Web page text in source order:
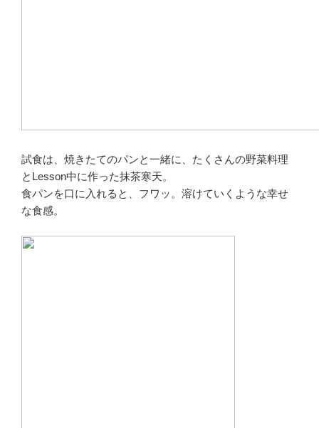
試食は、焼きたてのパンと一緒に、たくさんの野菜料理
とLesson中に作った抹茶寒天。
食パンを口に入れると、フワッ。溶けていくような幸せ
な食感。